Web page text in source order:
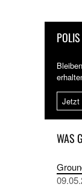
Jetzt
WAS